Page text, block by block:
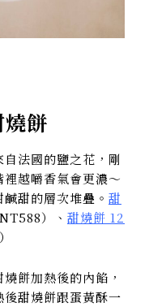
餅
法國的鹽之花，剛
越嚼香氣會更濃～
甜的層次堆疊。 甜
）、 甜燒餅 12
餅加熱後的內餡，
甜燒餅跟蛋黃酥一